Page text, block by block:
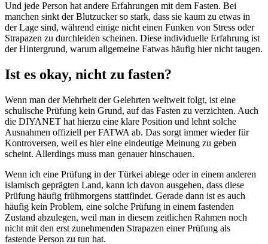
Und jede Person hat andere Erfahrungen mit dem Fasten. Bei
manchen sinkt der Blutzucker so stark, dass sie kaum zu etwas in
der Lage sind, während einige nicht einen Funken von Stress oder
Strapazen zu durchleiden scheinen. Diese individuelle Erfahrung ist
der Hintergrund, warum allgemeine Fatwas häufig hier nicht taugen.
Ist es okay, nicht zu fasten?
Wenn man der Mehrheit der Gelehrten weltweit folgt, ist eine
schulische Prüfung kein Grund, auf das Fasten zu verzichten. Auch
die DIYANET hat hierzu eine klare Position und lehnt solche
Ausnahmen offiziell per FATWA ab. Das sorgt immer wieder für
Kontroversen, weil es hier eine eindeutige Meinung zu geben
scheint. Allerdings muss man genauer hinschauen.
Wenn ich eine Prüfung in der Türkei ablege oder in einem anderen
islamisch geprägten Land, kann ich davon ausgehen, dass diese
Prüfung häufig frühmorgens stattfindet. Gerade dann ist es auch
häufig kein Problem, eine solche Prüfung in einem fastenden
Zustand abzulegen, weil man in diesem zeitlichen Rahmen noch
nicht mit den erst zunehmenden Strapazen einer Prüfung als
fastende Person zu tun hat.